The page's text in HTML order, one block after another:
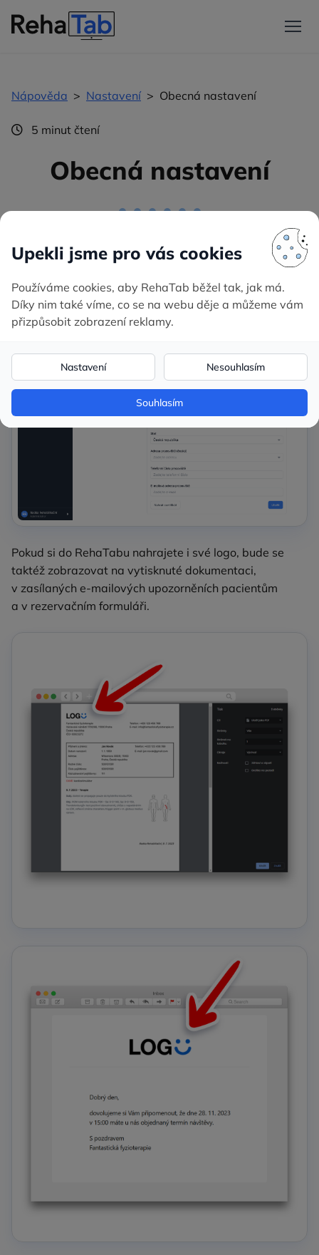
Nápověda > Nastavení > Obecná nastavení
5 minut čtení
Obecná nastavení
Vyplnění základních informací je důležité pro identifikaci
vašeho pracoviště. Údaje se zobrazují v hlavičce zápisů
zdravotnické dokumentace určených k tisku.
Pokud si do RehaTabu nahrajete i své logo, bude se
taktéž zobrazovat na vytisknuté dokumentaci,
v zasílaných e‑mailových upozorněních pacientům
a v rezervačním formuláři.